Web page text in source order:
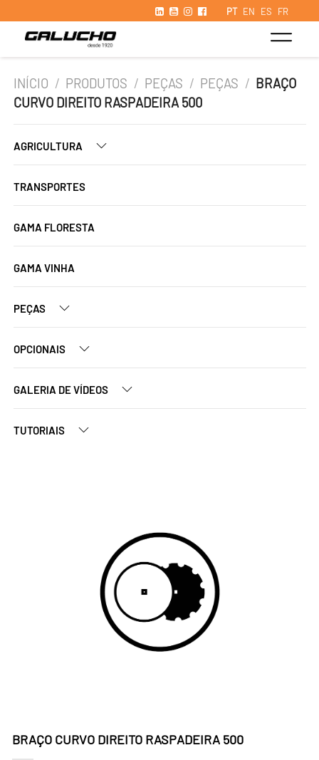
PT EN ES FR
INÍCIO / PRODUTOS / PEÇAS / PEÇAS / BRAÇO
CURVO DIREITO RASPADEIRA 500
AGRICULTURA
TRANSPORTES
GAMA FLORESTA
GAMA VINHA
PEÇAS
OPCIONAIS
GALERIA DE VÍDEOS
TUTORIAIS
BRAÇO CURVO DIREITO RASPADEIRA 500